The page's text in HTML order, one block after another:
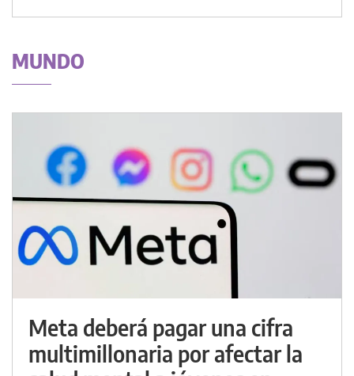
MUNDO
Meta deberá pagar una cifra
multimillonaria por afectar la